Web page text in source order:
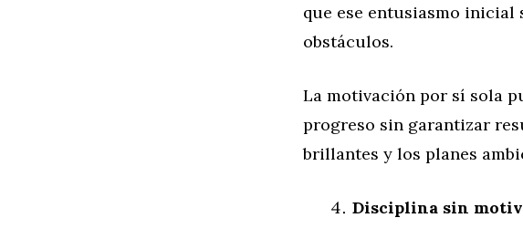
que ese entusiasmo inicial
obstáculos.
La motivación por sí sola
progreso sin garantizar
brillantes y los planes
Disciplina sin